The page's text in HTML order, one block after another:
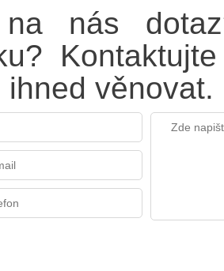
nás
ihned věnovat.